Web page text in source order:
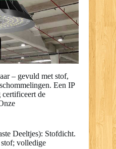
– gevuld met stof,
Een IP
certificeert de
Deeltjes): Stofdicht.
volledige